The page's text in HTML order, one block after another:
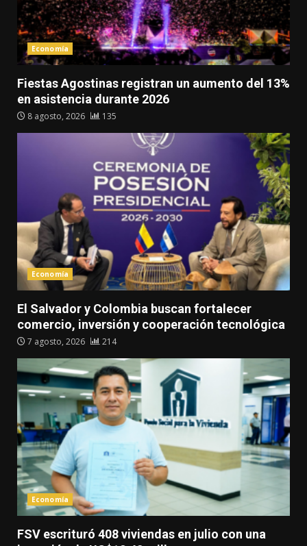
Economía
Fiestas Agostinas registran un aumento del 13%
en asistencia durante 2026
8 agosto, 2026 135
Economía
El Salvador y Colombia buscan fortalecer
comercio, inversión y cooperación tecnológica
7 agosto, 2026 214
Economía
FSV escrituró 408 viviendas en julio con una